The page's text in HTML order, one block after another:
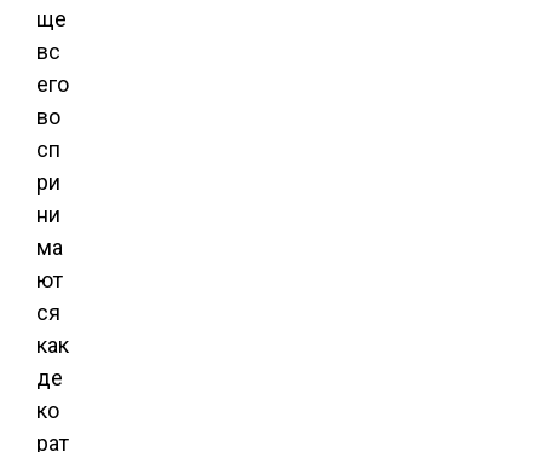
ще
вс
его
во
сп
ри
ни
ма
ют
ся
как
де
ко
рат